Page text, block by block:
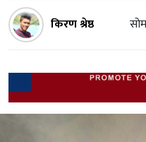
किरण श्रेष्ठ